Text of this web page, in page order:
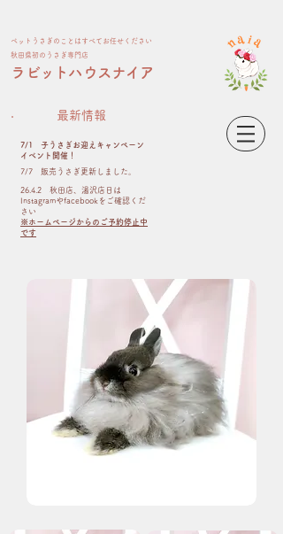
ペット​うさぎのことはすべてお任せください
​秋田県初のうさぎ専門店
​ラビットハウスナイア
最新情報
7/1 子うさぎお迎えキャンペーン
イベント開催！
​7/7 販売うさぎ更新しました。
26.4.2 秋田店、湯沢店日は
Instagramやfacebookをご確認くだ
さい
※ホームページからのご予約停止中
です